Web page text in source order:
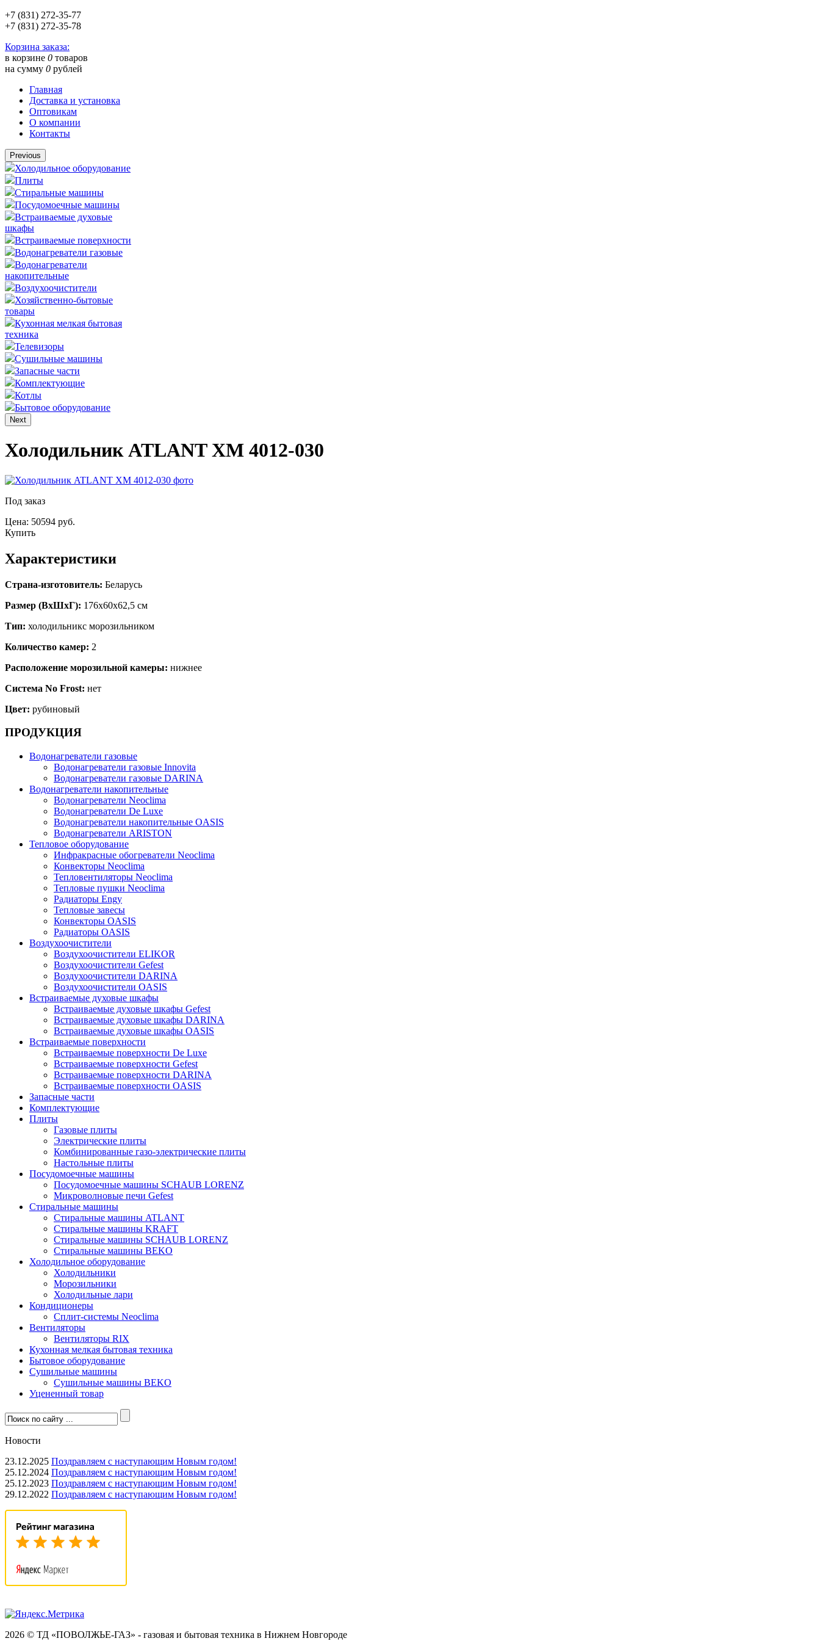
+7 (831) 272-35-77
+7 (831) 272-35-78
Корзина заказа:
в корзине 0 товаров
на сумму 0 рублей
Главная
Доставка и установка
Оптовикам
О компании
Контакты
Previous
Холодильное оборудование
Плиты
Стиральные машины
Посудомоечные машины
Встраиваемые духовые
шкафы
Встраиваемые поверхности
Водонагреватели газовые
Водонагреватели
накопительные
Воздухоочистители
Хозяйственно-бытовые
товары
Кухонная мелкая бытовая
техника
Телевизоры
Сушильные машины
Запасные части
Комплектующие
Котлы
Бытовое оборудование
Next
Холодильник ATLANT ХМ 4012-030
Под заказ
Цена: 50594 руб.
Купить
Характеристики
Страна-изготовитель: Беларусь
Размер (ВхШхГ): 176х60х62,5 см
Тип: холодильникс морозильником
Количество камер: 2
Расположение морозильной камеры: нижнее
Система No Frost: нет
Цвет: рубиновый
ПРОДУКЦИЯ
Водонагреватели газовые
Водонагреватели газовые Innovita
Водонагреватели газовые DARINA
Водонагреватели накопительные
Водонагреватели Neoclima
Водонагреватели De Luxe
Водонагреватели накопительные OASIS
Водонагреватели ARISTON
Тепловое оборудование
Инфракрасные обогреватели Neoclima
Конвекторы Neoclima
Тепловентиляторы Neoclima
Тепловые пушки Neoclima
Радиаторы Engy
Тепловые завесы
Конвекторы OASIS
Радиаторы OASIS
Воздухоочистители
Воздухоочистители ELIKOR
Воздухоочистители Gefest
Воздухоочистители DARINA
Воздухоочистители OASIS
Встраиваемые духовые шкафы
Встраиваемые духовые шкафы Gefest
Встраиваемые духовые шкафы DARINA
Встраиваемые духовые шкафы OASIS
Встраиваемые поверхности
Встраиваемые поверхности De Luxe
Встраиваемые поверхности Gefest
Встраиваемые поверхности DARINA
Встраиваемые поверхности OASIS
Запасные части
Комплектующие
Плиты
Газовые плиты
Электрические плиты
Комбинированные газо-электрические плиты
Настольные плиты
Посудомоечные машины
Посудомоечные машины SCHAUB LORENZ
Микроволновые печи Gefest
Стиральные машины
Стиральные машины ATLANT
Стиральные машины KRAFT
Стиральные машины SCHAUB LORENZ
Стиральные машины BEKO
Холодильное оборудование
Холодильники
Морозильники
Холодильные лари
Кондиционеры
Сплит-системы Neoclima
Вентиляторы
Вентиляторы RIX
Кухонная мелкая бытовая техника
Бытовое оборудование
Сушильные машины
Сушильные машины BEKO
Уцененный товар
Новости
23.12.2025 Поздравляем с наступающим Новым годом!
25.12.2024 Поздравляем с наступающим Новым годом!
25.12.2023 Поздравляем с наступающим Новым годом!
29.12.2022 Поздравляем с наступающим Новым годом!
2026 © ТД «ПОВОЛЖЬЕ-ГАЗ» - газовая и бытовая техника в Нижнем Новгороде